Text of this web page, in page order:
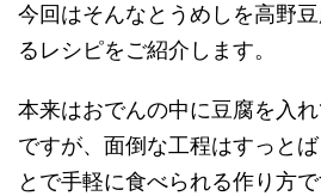
今回はそんなとうめしを高野
るレシピをご紹介します。
本来はおでんの中に豆腐を入
ですが、面倒な工程はすっと
とで手軽に食べられる作り方で